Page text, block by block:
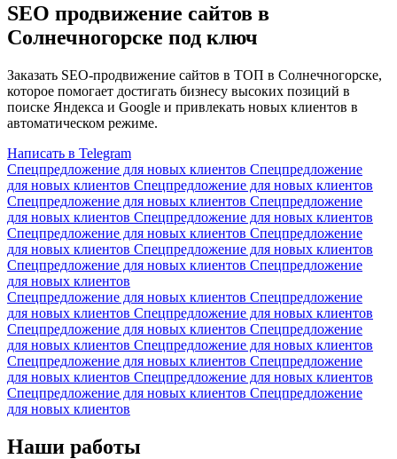
SEO продвижение сайтов в
Солнечногорске под ключ
Заказать SEO-продвижение сайтов в ТОП в Солнечногорске,
которое помогает достигать бизнесу высоких позиций в
поиске Яндекса и Google и привлекать новых клиентов в
автоматическом режиме.
Написать в Telegram
Спецпредложение для новых клиентов Спецпредложение
для новых клиентов Спецпредложение для новых клиентов
Спецпредложение для новых клиентов Спецпредложение
для новых клиентов Спецпредложение для новых клиентов
Спецпредложение для новых клиентов Спецпредложение
для новых клиентов Спецпредложение для новых клиентов
Спецпредложение для новых клиентов Спецпредложение
для новых клиентов
Спецпредложение для новых клиентов Спецпредложение
для новых клиентов Спецпредложение для новых клиентов
Спецпредложение для новых клиентов Спецпредложение
для новых клиентов Спецпредложение для новых клиентов
Спецпредложение для новых клиентов Спецпредложение
для новых клиентов Спецпредложение для новых клиентов
Спецпредложение для новых клиентов Спецпредложение
для новых клиентов
Наши работы